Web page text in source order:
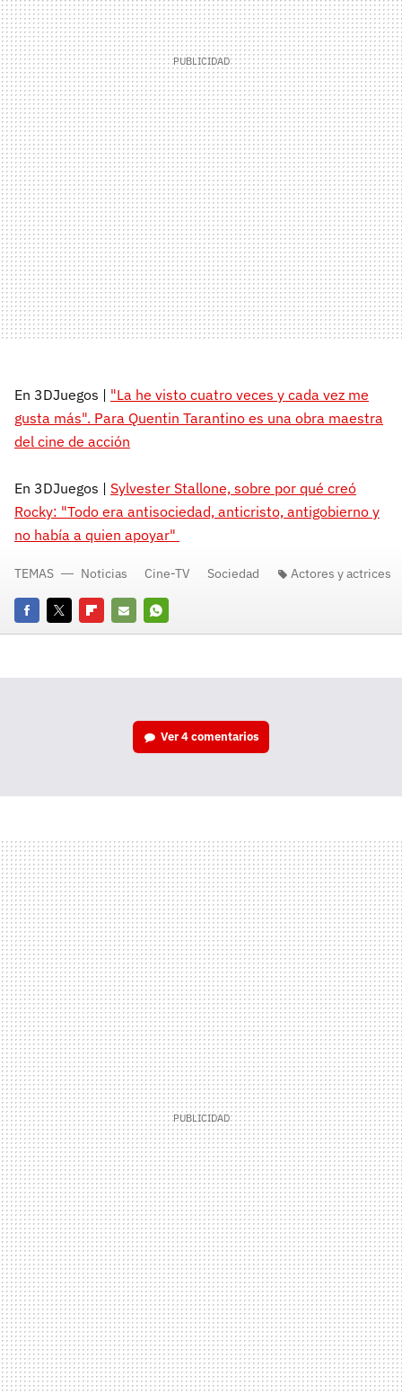
En 3DJuegos | "La he visto cuatro veces y cada vez me
gusta más". Para Quentin Tarantino es una obra maestra
del cine de acción
En 3DJuegos | Sylvester Stallone, sobre por qué creó
Rocky: "Todo era antisociedad, anticristo, antigobierno y
no había a quien apoyar"
FacebookTwitterFlipboard
E-
Whatsapp
TEMAS Noticias Cine-TV Sociedad Actores y actrices
Ver4 comentarios